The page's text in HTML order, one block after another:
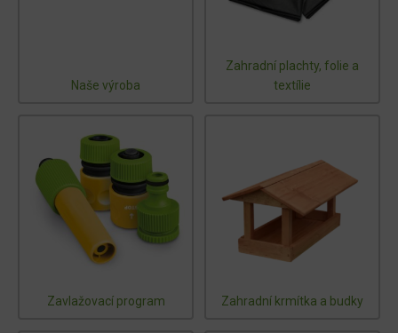
Naše výroba
Zahradní plachty, folie a
textílie
Zavlažovací program Zahradní krmítka a budky